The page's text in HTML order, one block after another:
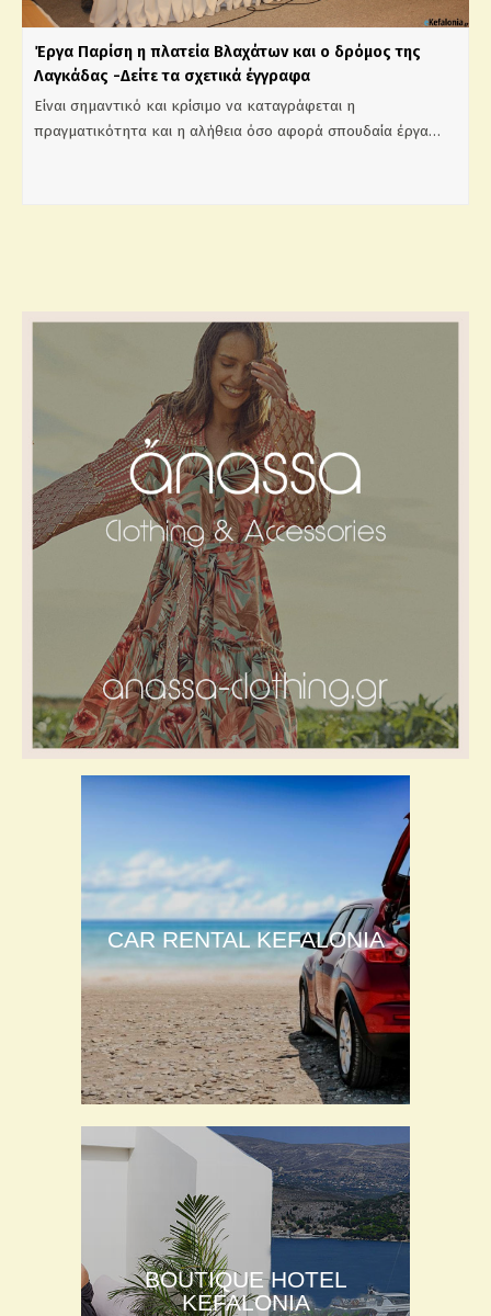
Έργα Παρίση η πλατεία Βλαχάτων και ο δρόμος της
Λαγκάδας -Δείτε τα σχετικά έγγραφα
Είναι σημαντικό και κρίσιμο να καταγράφεται η
πραγματικότητα και η αλήθεια όσο αφορά σπουδαία έργα…
CAR RENTAL KEFALONIA
BOUTIQUE HOTEL
KEFALONIA